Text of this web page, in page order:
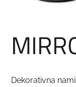
Dekorativna